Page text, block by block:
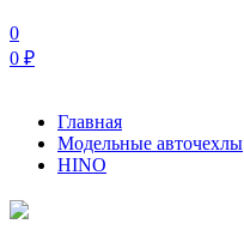
0
0 ₽
Главная
Модельные авточехлы
HINO